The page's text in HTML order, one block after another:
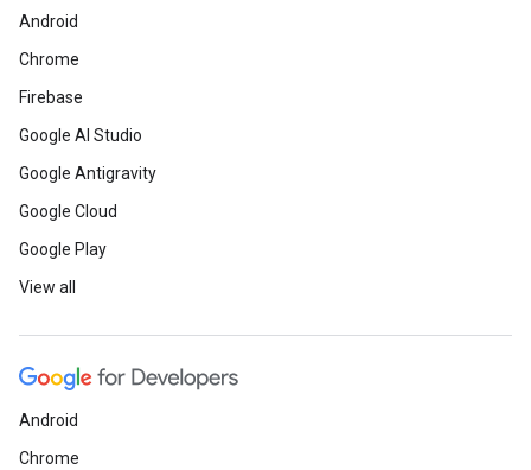
Android
Chrome
Firebase
Google AI Studio
Google Antigravity
Google Cloud
Google Play
View all
Android
Chrome